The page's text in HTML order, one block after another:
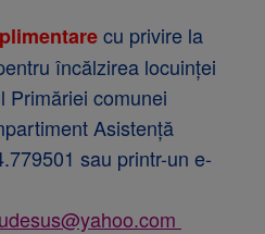
cu privire la
încălzirea locuinței
Primăriei comunei
Asistență
sau printr-un e-